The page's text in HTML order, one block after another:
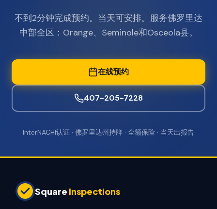
不到2分钟完成预约。当天可安排。服务佛罗里达
中部全区：Orange、Seminole和Osceola县。
在线预约
407-205-7228
InterNACHI认证 · 佛罗里达州持牌 · 全额保险 · 当天出报告
Square Inspections